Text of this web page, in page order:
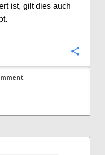
ist, gilt dies auch